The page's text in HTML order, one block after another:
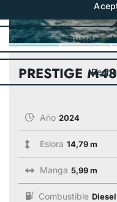
PRESTIGE M48
Año 2024
Eslora 14,79 m
Manga 5,99 m
Combustible Diesel